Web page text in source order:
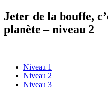
Jeter de la bouffe,
planète – niveau 2
Niveau 1
Niveau 2
Niveau 3